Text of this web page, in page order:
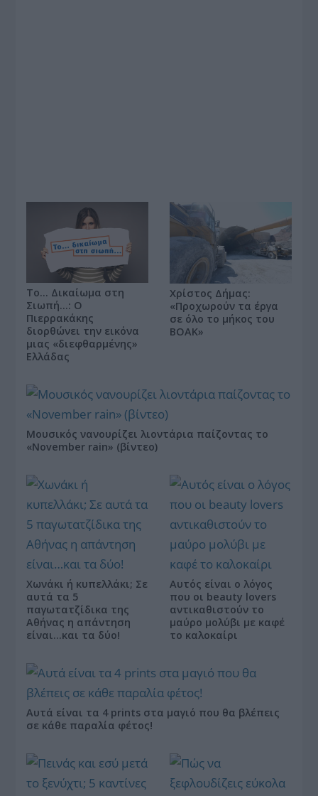
Το… Δικαίωμα στη
Σιωπή…: Ο
Πιερρακάκης
διορθώνει την εικόνα
μιας «διεφθαρμένης»
Ελλάδας
Χρίστος Δήμας:
«Προχωρούν τα έργα
σε όλο το μήκος του
ΒΟΑΚ»
Μουσικός νανουρίζει λιοντάρια παίζοντας το
«November rain» (βίντεο)
Χωνάκι ή κυπελλάκι; Σε
αυτά τα 5
παγωτατζίδικα της
Αθήνας η απάντηση
είναι…και τα δύο!
Αυτός είναι ο λόγος
που οι beauty lovers
αντικαθιστούν το
μαύρο μολύβι με καφέ
το καλοκαίρι
Αυτά είναι τα 4 prints στα μαγιό που θα βλέπεις
σε κάθε παραλία φέτος!